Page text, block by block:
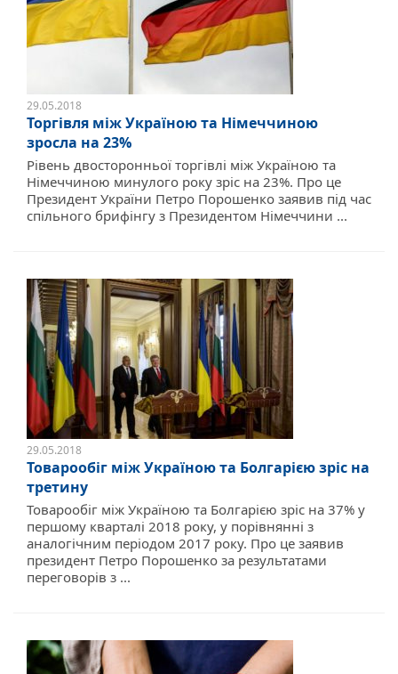
29.05.2018
Торгівля між Україною та Німеччиною
зросла на 23%
Рівень двосторонньої торгівлі між Україною та
Німеччиною минулого року зріс на 23%. Про це
Президент України Петро Порошенко заявив під час
спільного брифінгу з Президентом Німеччини ...
29.05.2018
Товарообіг між Україною та Болгарією зріс на
третину
Товарообіг між Україною та Болгарією зріс на 37% у
першому кварталі 2018 року, у порівнянні з
аналогічним періодом 2017 року. Про це заявив
президент Петро Порошенко за результатами
переговорів з ...